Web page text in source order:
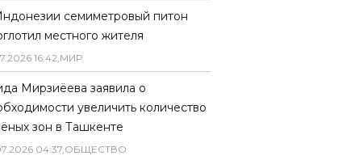
семиметровый питон
местного жителя
.2026 16:42,МИР
Мирзиёева заявила о
увеличить количество
зон в Ташкенте
.2026 04:37,ОБЩЕСТВО